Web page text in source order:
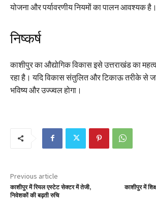
योजना और पर्यावरणीय नियमों का पालन आवश्यक है।
निष्कर्ष
काशीपुर का औद्योगिक विकास इसे उत्तराखंड का
रहा है। यदि विकास संतुलित और टिकाऊ तरीके से
भविष्य और उज्ज्वल होगा।
Previous article
काशीपुर में रियल एस्टेट सेक्टर में तेजी,
निवेशकों की बढ़ती रुचि
काशीपुर में